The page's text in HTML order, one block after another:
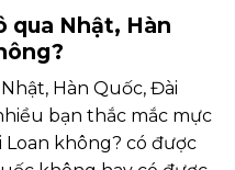
qua Nhật, Hàn
Hàn Quốc, Đài
bạn thắc mắc mực
Loan không? có được